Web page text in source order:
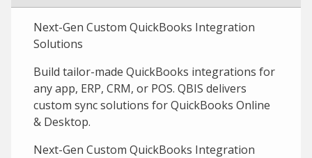
Next-Gen Custom QuickBooks Integration
Solutions
Build tailor-made QuickBooks integrations for
any app, ERP, CRM, or POS. QBIS delivers
custom sync solutions for QuickBooks Online
& Desktop.
Next-Gen Custom QuickBooks Integration